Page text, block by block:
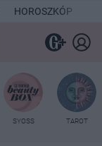
HOROSZKÓP
SYOSS TAROT